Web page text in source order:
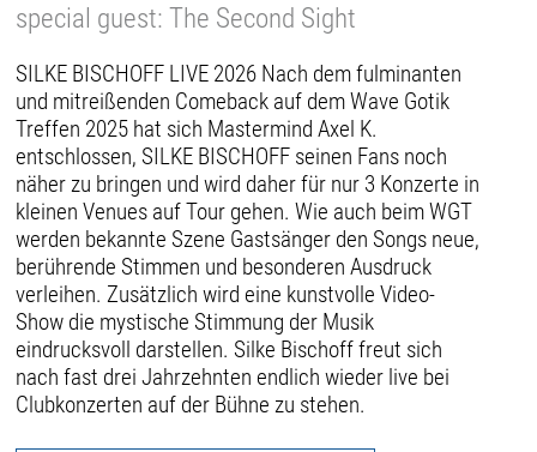
special guest: The Second Sight
SILKE BISCHOFF LIVE 2026 Nach dem fulminanten
und mitreißenden Comeback auf dem Wave Gotik
Treffen 2025 hat sich Mastermind Axel K.
entschlossen, SILKE BISCHOFF seinen Fans noch
näher zu bringen und wird daher für nur 3 Konzerte in
kleinen Venues auf Tour gehen. Wie auch beim WGT
werden bekannte Szene Gastsänger den Songs neue,
berührende Stimmen und besonderen Ausdruck
verleihen. Zusätzlich wird eine kunstvolle Video-
Show die mystische Stimmung der Musik
eindrucksvoll darstellen. Silke Bischoff freut sich
nach fast drei Jahrzehnten endlich wieder live bei
Clubkonzerten auf der Bühne zu stehen.